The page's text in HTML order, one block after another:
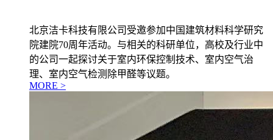
北京洁卡科技有限公司受邀参加中国建筑材料科学研究
院建院70周年活动。与相关的科研单位，高校及行业中
的公司一起探讨关于室内环保控制技术、室内空气治
理、室内空气检测除甲醛等议题。
MORE >